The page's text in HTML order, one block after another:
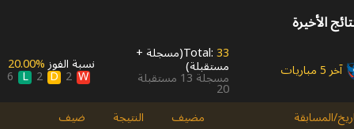
الأخيرة
آخر 5 مباريات
Total:33
(مسجلة+
مستقبلة) مسجلة13مستقبلة 20
نسبة الفوز20.00‎%‎
W
2
D
2
L
6
المسابقة
مضيف النتيجة
ضيف